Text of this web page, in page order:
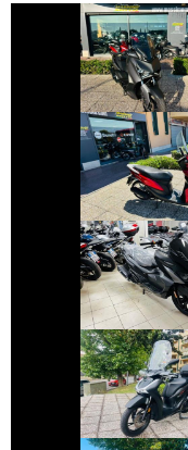
YAMAHA
HONDA
€
SYM
€
HONDA
€
€